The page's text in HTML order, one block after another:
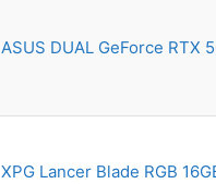
ASUS DUAL GeForce RTX
XPG Lancer Blade RGB